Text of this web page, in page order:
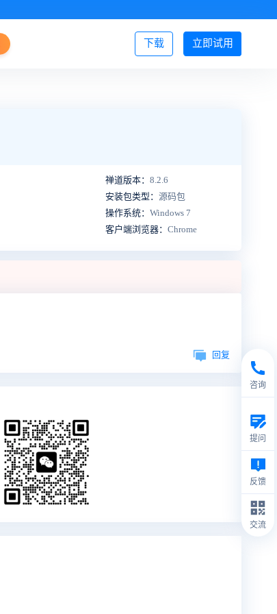
立即试用
下载 登录/注册
禅道版本： 8.2.6
安装包类型： 源码包
操作系统： Windows 7
客户端浏览器： Chrome
回复
咨询
提问
反馈
交流